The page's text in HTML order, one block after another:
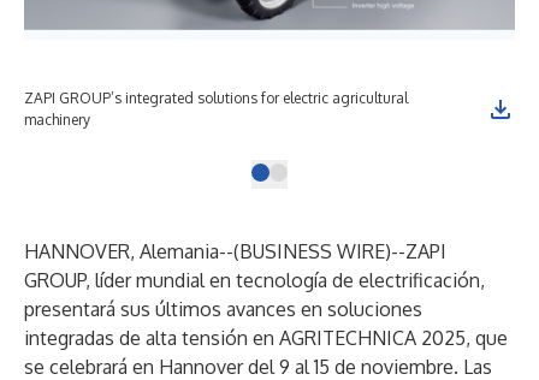
ZAPI GROUP’s integrated solutions for electric agricultural
machinery
HANNOVER, Alemania--(BUSINESS WIRE)--ZAPI
GROUP, líder mundial en tecnología de electrificación,
presentará sus últimos avances en soluciones
integradas de alta tensión en AGRITECHNICA 2025, que
se celebrará en Hannover del 9 al 15 de noviembre. Las